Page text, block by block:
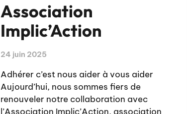
Association
Implic’Action
24 juin 2025
Adhérer c’est nous aider à vous aider
Aujourd’hui, nous sommes fiers de
renouveler notre collaboration avec
l’Association Implic’Action, association